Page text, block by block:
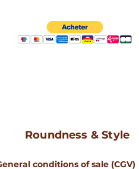
Roundness & Style
conditions of sale (CGV)